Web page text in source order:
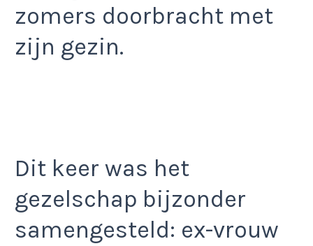
zomers doorbracht met
zijn gezin.
Dit keer was het
gezelschap bijzonder
samengesteld: ex-vrouw